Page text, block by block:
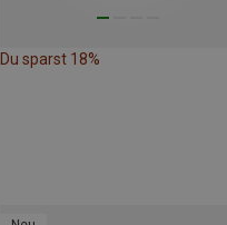
Du sparst 18%